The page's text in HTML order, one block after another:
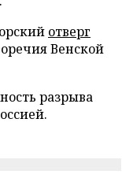
отверг
Венской
разрыва